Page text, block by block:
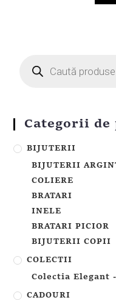
Categorii de
BIJUTERII
BIJUTERII
COLIERE
BRATARI
INELE
BRATARI PICIOR
BIJUTERII COPII
COLECTII
Colectia Elegant
CADOURI